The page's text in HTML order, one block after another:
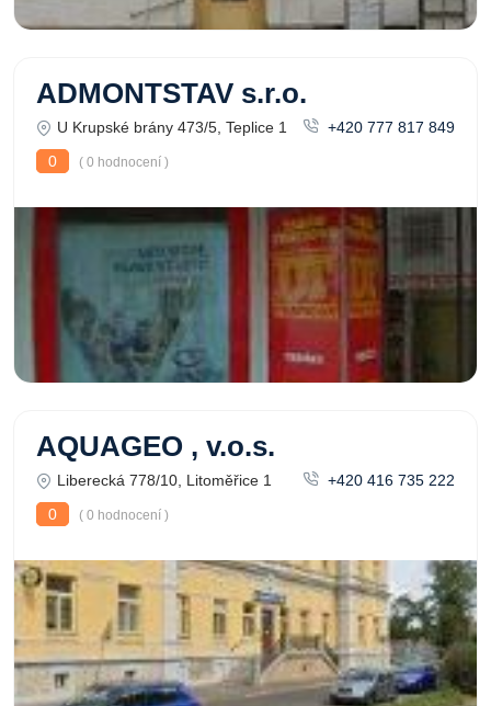
ADMONTSTAV s.r.o.
U Krupské brány 473/5, Teplice 1
+420 777 817 849
0
( 0 hodnocení )
AQUAGEO , v.o.s.
Liberecká 778/10, Litoměřice 1
+420 416 735 222
0
( 0 hodnocení )